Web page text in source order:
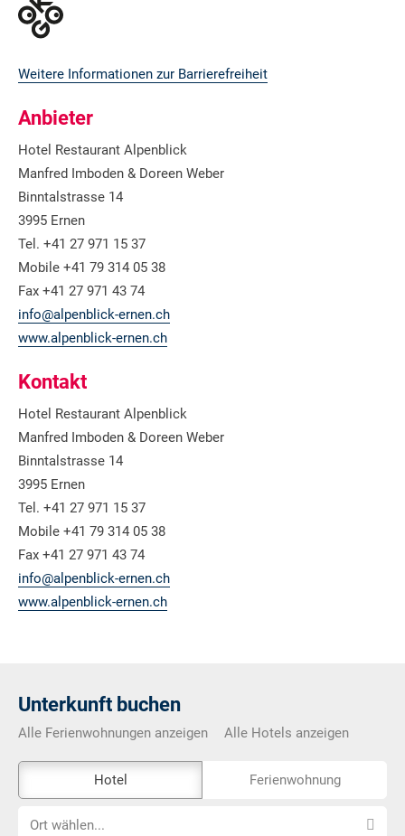
Weitere Informationen zur Barrierefreiheit
Anbieter
Hotel Restaurant Alpenblick
Manfred Imboden & Doreen Weber
Binntalstrasse 14
3995 Ernen
Tel. +41 27 971 15 37
Mobile +41 79 314 05 38
Fax +41 27 971 43 74
info@alpenblick-ernen.ch
www.alpenblick-ernen.ch
Kontakt
Hotel Restaurant Alpenblick
Manfred Imboden & Doreen Weber
Binntalstrasse 14
3995 Ernen
Tel. +41 27 971 15 37
Mobile +41 79 314 05 38
Fax +41 27 971 43 74
info@alpenblick-ernen.ch
www.alpenblick-ernen.ch
Unterkunft buchen
Alle Ferienwohnungen anzeigen Alle Hotels anzeigen
Externe-
Buchungstool
Hotel Ferienwohnung
OrtOrt wählen...